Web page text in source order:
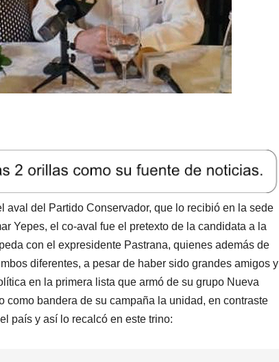
del Partido Conservador, que lo recibió en la sede
Yepes, el co-aval fue el pretexto de la candidata a la
con el expresidente Pastrana, quienes además de
diferentes, a pesar de haber sido grandes amigos y
en la primera lista que armó de su grupo Nueva
como bandera de su campaña la unidad, en contraste
país y así lo recalcó en este trino: